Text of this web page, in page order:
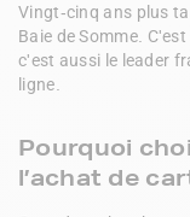
Vingt-cinq ans plus
Baie de Somme.
c'est aussi le leader
ligne.
Pourquoi
l’achat de